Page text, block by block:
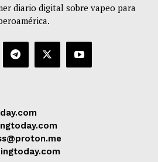
diario digital sobre vapeo para